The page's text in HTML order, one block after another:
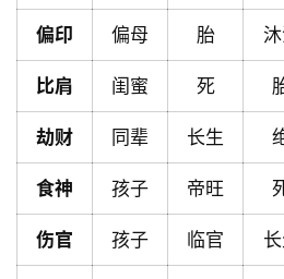
黄
历
偏印 偏母 胎
比肩 闺蜜 死
劫财 同辈 长生
食神 孩子 帝旺
伤官 孩子 临官